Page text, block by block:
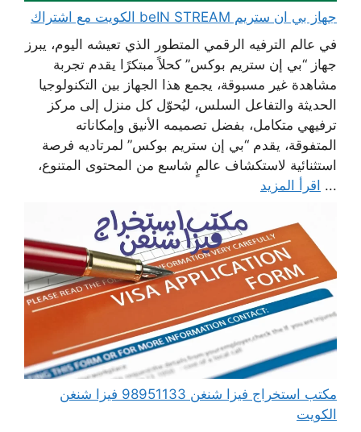
جهاز بي ان ستريم beIN STREAM الكويت مع اشتراك
في عالم الترفيه الرقمي المتطور الذي تعيشه اليوم، يبرز
جهاز “بي إن ستريم بوكس” كحلاً مبتكرًا يقدم تجربة
مشاهدة غير مسبوقة، يجمع هذا الجهاز بين التكنولوجيا
الحديثة والتفاعل السلس، ليُحوّل كل منزل إلى مركز
ترفيهي متكامل، بفضل تصميمه الأنيق وإمكاناته
المتفوقة، يقدم “بي إن ستريم بوكس” لمرتاديه فرصة
استثنائية لاستكشاف عالمٍ شاسع من المحتوى المتنوع،
... اقرأ المزيد
مكتب استخراج فيزا شنغن 98951133 فيزا شنغن
الكويت